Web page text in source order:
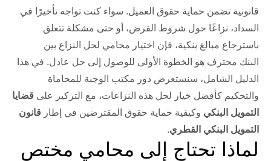
قانونية تضمن حماية حقوق العميل. سواء كنت تواجه تأخيرًا في
السداد، نزاعًا حول شروط القرض، أو حتى مشكلة تتعلق
باسترجاع مبالغ بنكية، فإن اختيار محامي لحل النزاع بين
البنك محترف هو الخطوة الأولى للوصول إلى حل عادل. في هذا
الدليل الشامل، سنستعرض دور مكتب الوجبة للمحاماة
والتحكيم كأفضل خيار لحل هذه النزاعات، مع التركيز على قضايا
التمويل البنكي وكيفية حماية حقوق المقترضين في إطار قانون
التمويل البنكي القطري.
لماذا تحتاج إلى محامي مختص